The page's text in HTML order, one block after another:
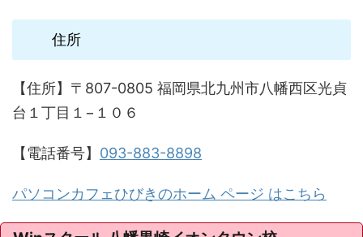
住所
【住所】〒807-0805 福岡県北九州市八幡西区光貞
台１丁目１−１０６
【電話番号】 093-883-8898
パソコンカフェひびきのホーム ページ はこちら